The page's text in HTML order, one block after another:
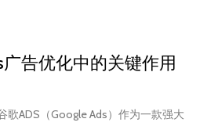
告优化中的关键作用
歌ADS（Google Ads）作为一款强大